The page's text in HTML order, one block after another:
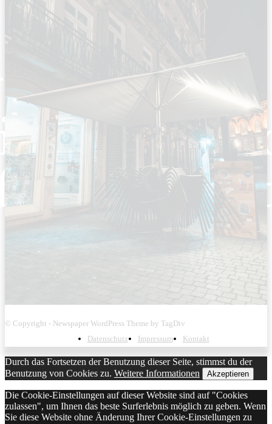
© Copyright - Newspaper WordPress Theme by TagDiv
Datenschutz
Impressum Kontakt
Durch das Fortsetzen der Benutzung dieser Seite, stimmst du der
Benutzung von Cookies zu. Weitere Informationen Akzeptieren
Die Cookie-Einstellungen auf dieser Website sind auf "Cookies
zulassen", um Ihnen das beste Surferlebnis möglich zu geben. Wenn
Sie diese Website ohne Änderung Ihrer Cookie-Einstellungen zu